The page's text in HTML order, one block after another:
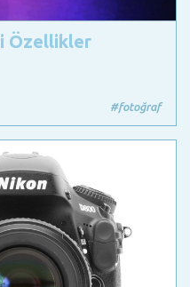
Özellikler
#fotoğraf